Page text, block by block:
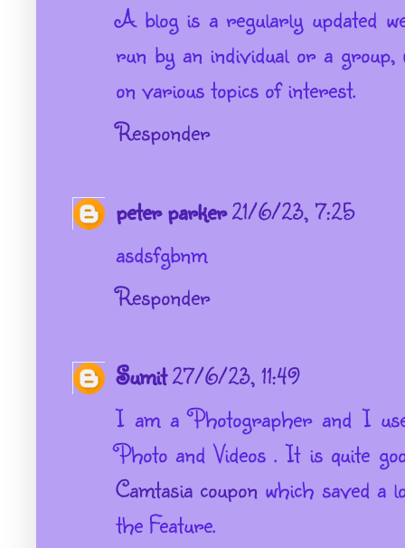
A blog is a regularly updated
run by an individual or a
on various topics of interest.
Responder
peter parker21/6/23, 7:25
asdsfgbnm
Responder
Sumit27/6/23, 11:49
I am a Photographer and I
Photo and Videos . It is quite
Camtasia coupon which saved a
the Feature.